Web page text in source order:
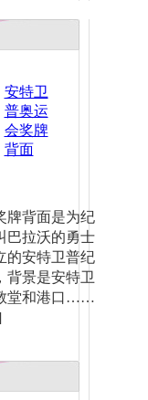
安特卫
普奥运
会奖牌
背面
背面是为纪
巴拉沃的勇士
的安特卫普纪
背景是安特卫
堂和港口……